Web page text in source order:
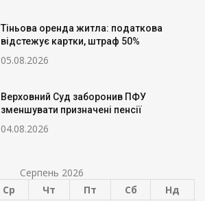
Тіньова оренда житла: податкова
відстежує картки, штраф 50%
05.08.2026
Верховний Суд заборонив ПФУ
зменшувати призначені пенсії
04.08.2026
Серпень 2026
Ср Чт Пт Сб Нд